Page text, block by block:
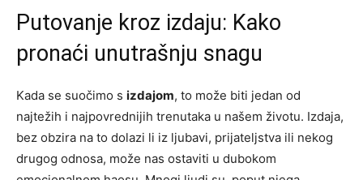
Putovanje kroz izdaju: Kako
pronaći unutrašnju snagu
Kada se suočimo s izdajom, to može biti jedan od
najtežih i najpovrednijih trenutaka u našem životu. Izdaja,
bez obzira na to dolazi li iz ljubavi, prijateljstva ili nekog
drugog odnosa, može nas ostaviti u dubokom